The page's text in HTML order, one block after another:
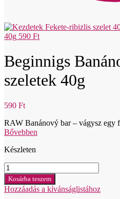
40g 590 Ft
Beginnigs
szeletek 40g
590 Ft
RAW Banánový bar – vágysz egy
Bővebben
Készleten
Beginnigs
Banánové
RAW
rezy
Kosárba teszem
Hozzáadás a kívánságlistához